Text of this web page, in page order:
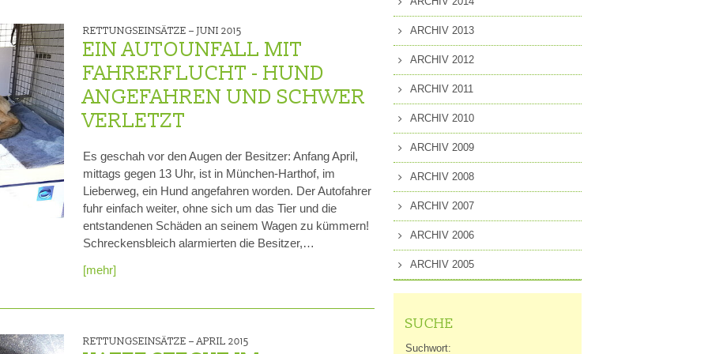
RETTUNGSEINSÄTZE – JUNI 2015
EIN AUTOUNFALL MIT
FAHRERFLUCHT - HUND
ANGEFAHREN UND SCHWER
VERLETZT
Es geschah vor den Augen der Besitzer: Anfang April,
mittags gegen 13 Uhr, ist in München-Harthof, im
Lieberweg, ein Hund angefahren worden. Der Autofahrer
fuhr einfach weiter, ohne sich um das Tier und die
entstandenen Schäden an seinem Wagen zu kümmern!
Schreckensbleich alarmierten die Besitzer,…
[mehr]
RETTUNGSEINSÄTZE – APRIL 2015
ARCHIV 2013
ARCHIV 2012
ARCHIV 2011
ARCHIV 2010
ARCHIV 2009
ARCHIV 2008
ARCHIV 2007
ARCHIV 2006
ARCHIV 2005
SUCHE
Suchwort: